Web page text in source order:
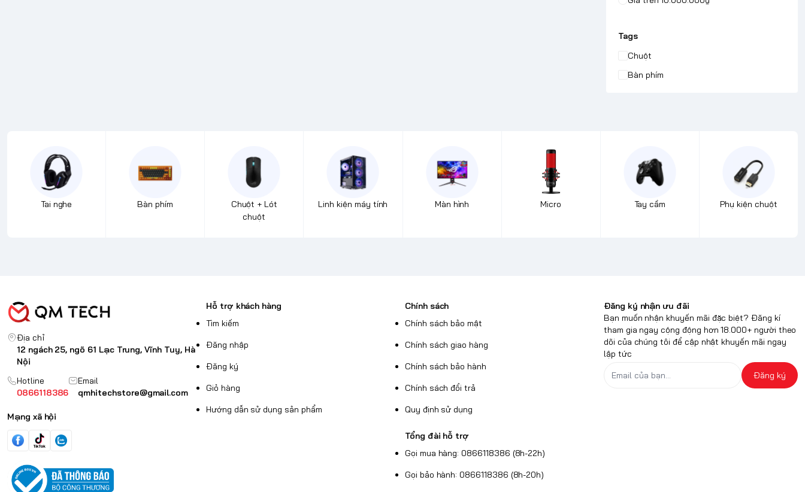
Tags
Chuột
Bàn phím
Tai nghe Bàn phím
Chuột + Lót
chuột
Linh kiện máy tính Màn hình Micro Tay cầm Phụ kiện chuột
Địa chỉ
12 ngách 25, ngõ 61 Lạc Trung, Vĩnh Tuy, Hà
Nội
Hotline
0866118386
Email
qmhitechstore@gmail.com
Mạng xã hội
Hỗ trợ khách hàng
Tìm kiếm
Đăng nhập
Đăng ký
Giỏ hàng
Hướng dẫn sử dụng sản phẩm
Chính sách
Chính sách bảo mật
Chính sách giao hàng
Chính sách bảo hành
Chính sách đổi trả
Quy định sử dụng
Tổng đài hỗ trợ
Gọi mua hàng: 0866118386 (8h-22h)
Gọi bảo hành: 0866118386 (8h-20h)
Đăng ký nhận ưu đãi
Bạn muốn nhận khuyến mãi đặc biệt? Đăng kí
tham gia ngay cộng động hơn 18.000+ người theo
dõi của chúng tôi để cập nhật khuyến mãi ngay
lập tức
Đăng ký